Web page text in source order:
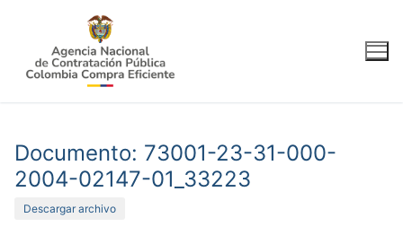
contenido
Documento: 73001-23-31-000-
2004-02147-01_33223
Descargar archivo